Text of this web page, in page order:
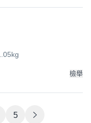
檢舉
5